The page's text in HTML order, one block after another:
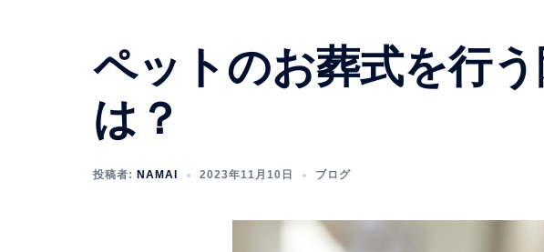
ペットのお葬式を行
は？
投稿者: NAMAI 2023年11月10日 ブログ